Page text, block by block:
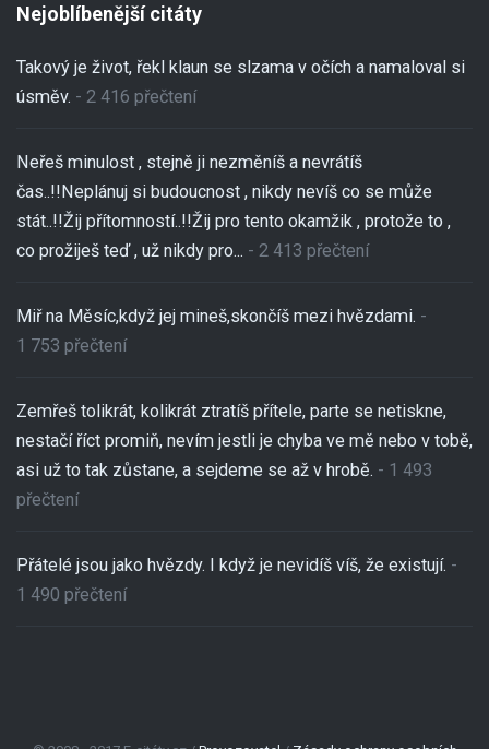
Nejoblíbenější citáty
Takový je život, řekl klaun se slzama v očích a namaloval si
úsměv. - 2 416 přečtení
Neřeš minulost , stejně ji nezměníš a nevrátíš
čas..!!Neplánuj si budoucnost , nikdy nevíš co se může
stát..!!Žij přítomností..!!Žij pro tento okamžik , protože to ,
co prožiješ teď , už nikdy pro... - 2 413 přečtení
Miř na Měsíc,když jej mineš,skončíš mezi hvězdami. -
1 753 přečtení
Zemřeš tolikrát, kolikrát ztratíš přítele, parte se netiskne,
nestačí říct promiň, nevím jestli je chyba ve mě nebo v tobě,
asi už to tak zůstane, a sejdeme se až v hrobě. - 1 493
přečtení
Přátelé jsou jako hvězdy. I když je nevidíš víš, že existují. -
1 490 přečtení